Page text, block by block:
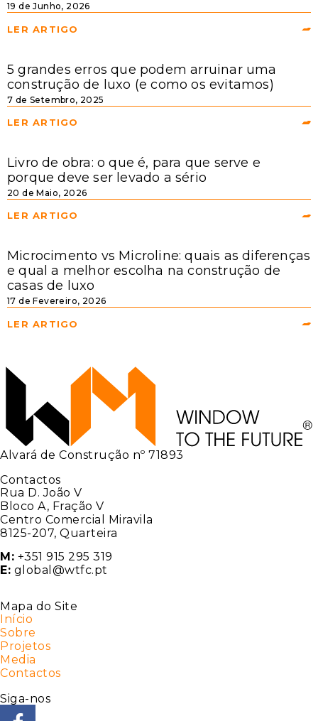
19 de Junho, 2026
LER ARTIGO
5 grandes erros que podem arruinar uma
construção de luxo (e como os evitamos)
7 de Setembro, 2025
LER ARTIGO
Livro de obra: o que é, para que serve e
porque deve ser levado a sério
20 de Maio, 2026
LER ARTIGO
Microcimento vs Microline: quais as diferenças
e qual a melhor escolha na construção de
casas de luxo
17 de Fevereiro, 2026
LER ARTIGO
Alvará de Construção nº 71893
Contactos
Rua D. João V
Bloco A, Fração V
Centro Comercial Miravila
8125-207, Quarteira
M: +351 915 295 319
E: global@wtfc.pt
Mapa do Site
Início
Sobre
Projetos
Media
Contactos
Siga-nos